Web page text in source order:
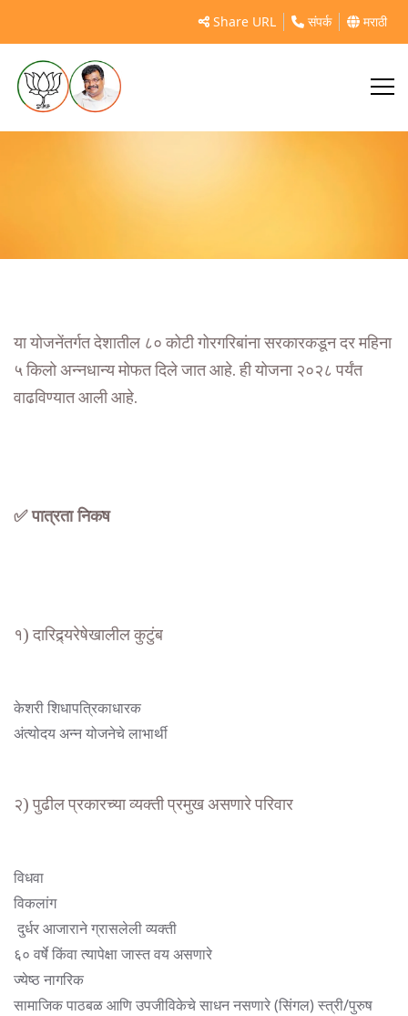
Share URL संपर्क मराठी
पंतप्रधान गरीब कल्याण अन्न योजना
या योजनेंतर्गत देशातील ८० कोटी गोरगरिबांना सरकारकडून दर महिना
५ किलो अन्नधान्य मोफत दिले जात आहे. ही योजना २०२८ पर्यंत
वाढविण्यात आली आहे.
✅ पात्रता निकष
१) दारिद्र्यरेषेखालील कुटुंब
केशरी शिधापत्रिकाधारक
अंत्योदय अन्न योजनेचे लाभार्थी
२) पुढील प्रकारच्या व्यक्ती प्रमुख असणारे परिवार
विधवा
विकलांग
दुर्धर आजाराने ग्रासलेली व्यक्ती
६० वर्षे किंवा त्यापेक्षा जास्त वय असणारे
ज्येष्ठ नागरिक
सामाजिक पाठबळ आणि उपजीविकेचे साधन नसणारे (सिंगल) स्त्री/पुरुष